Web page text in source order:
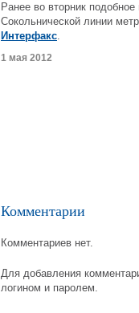
Ранее во вторник
Сокольнической линии
Интерфакс.
1 мая 2012
Комментарии
Комментариев нет.
Для добавления
логином и паролем.